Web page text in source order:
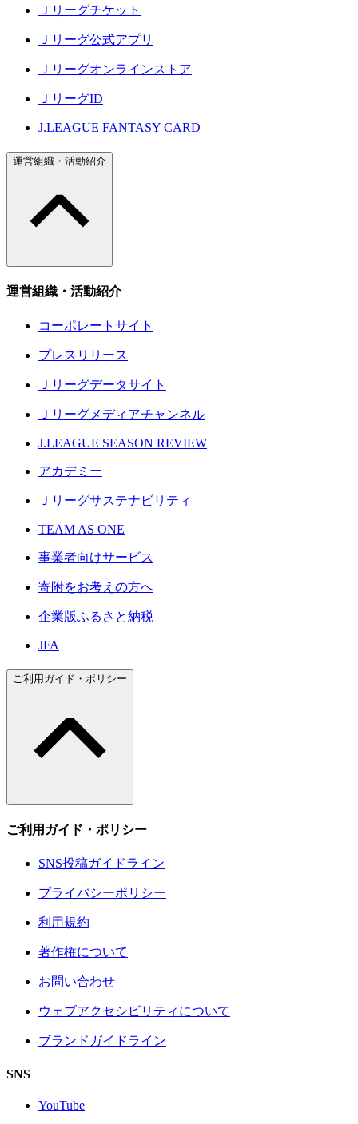
Ｊリーグチケット
Ｊリーグ公式アプリ
Ｊリーグオンラインストア
ＪリーグID
J.LEAGUE FANTASY CARD
運営組織・活動紹介
運営組織・活動紹介
コーポレートサイト
プレスリリース
Ｊリーグデータサイト
Ｊリーグメディアチャンネル
J.LEAGUE SEASON REVIEW
アカデミー
Ｊリーグサステナビリティ
TEAM AS ONE
事業者向けサービス
寄附をお考えの方へ
企業版ふるさと納税
JFA
ご利用ガイド・ポリシー
ご利用ガイド・ポリシー
SNS投稿ガイドライン
プライバシーポリシー
利用規約
著作権について
お問い合わせ
ウェブアクセシビリティについて
ブランドガイドライン
SNS
YouTube